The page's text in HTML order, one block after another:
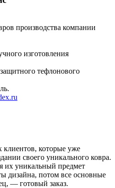
производства компании
изготовления
тефлонового
клиентов, которые уже
своего уникального ковра.
их уникальный предмет
дизайна, потом все основные
— готовый заказ.